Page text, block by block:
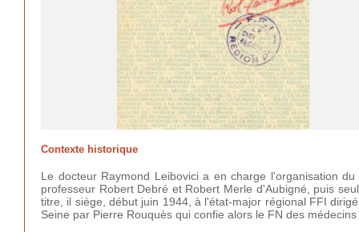
Contexte historique
Le docteur Raymond Leibovici a en charge l'organisation
professeur Robert Debré et Robert Merle d'Aubigné, puis
titre, il siège, début juin 1944, à l'état-major régional FFI
Seine par Pierre Rouquès qui confie alors le FN des